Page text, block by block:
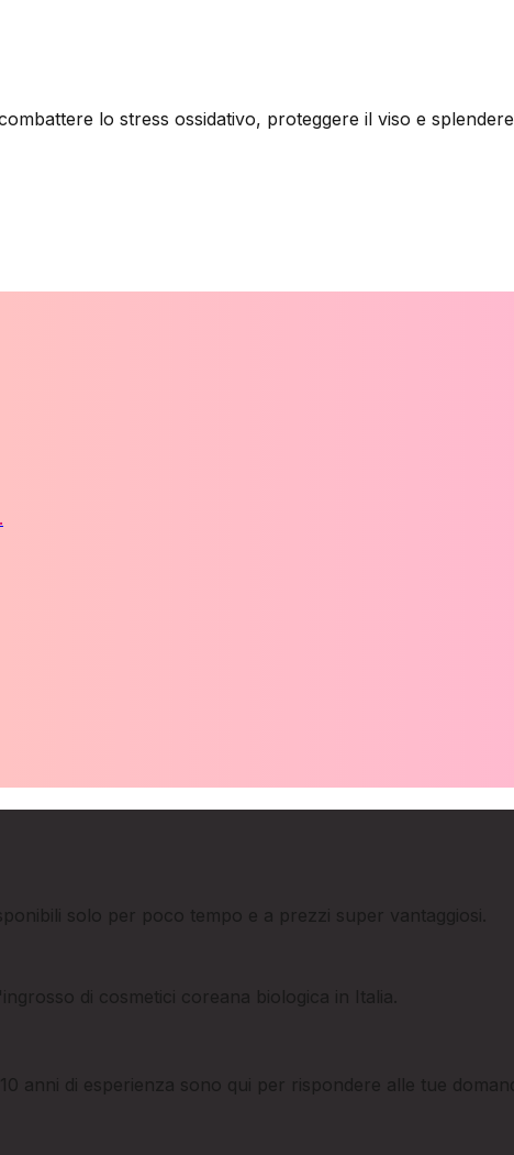
lo stress ossidativo, proteggere il viso e
solo per poco tempo e a prezzi super vantaggiosi.
di cosmetici coreana biologica in Italia.
anni di esperienza sono qui per rispondere alle tue